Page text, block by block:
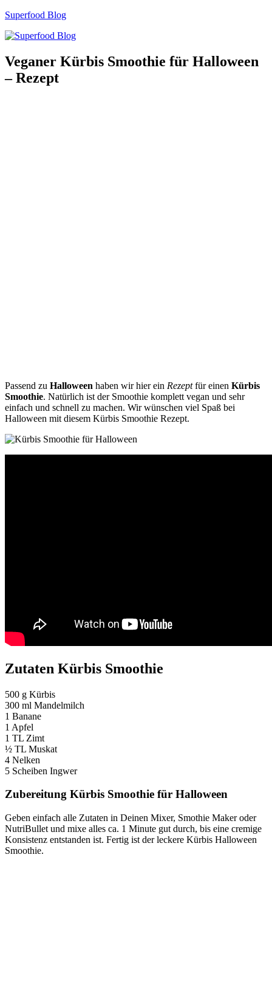
Zum
springen
Superfood Blog
Veganer Kürbis Smoothie für Halloween
– Rezept
Passend zu Halloween haben wir hier ein Rezeptfür einen Kürbis
Smoothie. Natürlich ist der Smoothie komplett vegan und sehr
einfach und schnell zu machen. Wir wünschen viel Spaß bei
Halloween mit diesem Kürbis Smoothie Rezept.
Zutaten Kürbis Smoothie
500 g Kürbis
300 ml Mandelmilch
1 Banane
1 Apfel
1 TL Zimt
½ TL Muskat
4 Nelken
5 Scheiben Ingwer
Zubereitung Kürbis Smoothie für Halloween
Geben einfach alle Zutaten in Deinen Mixer, Smothie Maker oder
NutriBullet und mixe alles ca. 1 Minute gut durch, bis eine cremige
Konsistenz entstanden ist. Fertig ist der leckere Kürbis Halloween
Smoothie.